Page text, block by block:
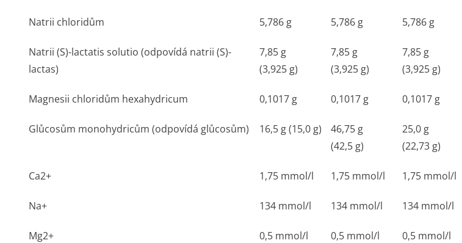
Natrii chloridům 5,786 g 5,786 g 5,786 g
Natrii (S)-lactatis solutio (odpovídá natrii (S)-
lactas)
7,85 g
(3,925 g)
7,85 g
(3,925 g)
7,85 g
(3,925 g)
Magnesii chloridům hexahydricum 0,1017 g 0,1017 g 0,1017 g
Glůcosům monohydricům (odpovídá glůcosům) 16,5 g (15,0 g)
46,75 g
(42,5 g)
25,0 g
(22,73 g)
Ca2+ 1,75 mmol/l 1,75 mmol/l 1,75 mmol/l
Na+ 134 mmol/l 134 mmol/l 134 mmol/l
Mg2+ 0,5 mmol/l 0,5 mmol/l 0,5 mmol/l